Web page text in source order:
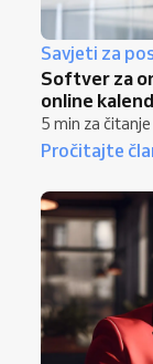
Savjeti za
Softver za
online
5 min za čitanje
Pročitajte